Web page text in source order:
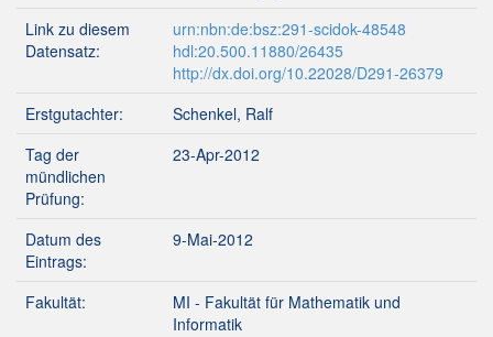
Link zu diesem
Datensatz:
urn:nbn:de:bsz:291-scidok-48548
hdl:20.500.11880/26435
http://dx.doi.org/10.22028/D291-26379
Erstgutachter:
Schenkel, Ralf
Tag der
mündlichen
Prüfung:
23-Apr-2012
Datum des
Eintrags:
9-Mai-2012
Fakultät:
MI - Fakultät für Mathematik und
Informatik